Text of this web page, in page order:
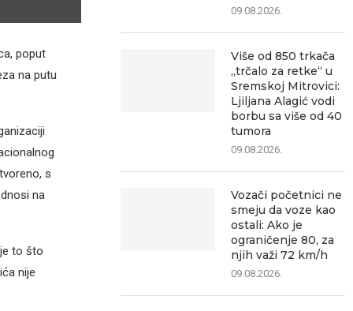
poput
na putu
s
na
to što
nije
09.08.2026.
Više od 850 trkača
„trčalo za retke“ u
Sremskoj Mitrovici:
Ljiljana Alagić vodi
borbu sa više od 40
tumora
09.08.2026.
Vozači početnici ne
smeju da voze kao
ostali: Ako je
ograničenje 80, za
njih važi 72 km/h
09.08.2026.